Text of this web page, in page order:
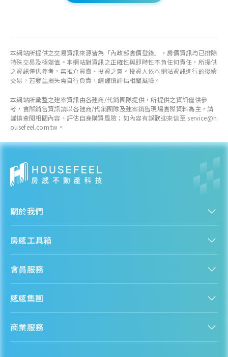
本網站所提供之交易資訊來源皆為「內政部實價登錄」，房價資訊均已排除
特殊交易及極端值。本網站對資訊之正確性與即時性不負任何責任，所提供
之資訊僅供參考，無推介買賣、投資之意。投資人依本網站資訊進行的後續
交易，若發生損失需自行負責，請謹慎評估相關風險。
本網站所彙整之建案資訊由各建商/代銷團隊提供，所提供之資訊僅供參
考，實際銷售資訊請以各建商/代銷團隊及建案銷售現場實際資料為主，請
謹慎查閱相關內容、評估自身購買風險；如內容有誤歡迎來信至 service@h
ousefeel.com.tw。
關於我們
人才招募
隱私政策
資訊安全政策
聯絡我們
房感工具箱
購屋能力試算
熱門區域分析
房產知識庫
會員服務
會員專區
感感集團
房感 HouseFeel
商業服務